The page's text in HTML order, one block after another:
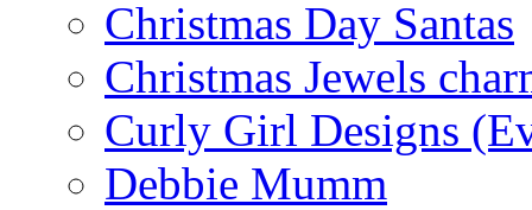
Christmas Day Santas
Christmas Jewels
Curly Girl Designs
Debbie Mumm